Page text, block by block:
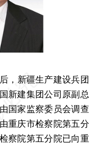
，新疆生产建设兵团
新建集团公司原副总
国家监察委员会调查
重庆市检察院第五分
察院第五分院已向重